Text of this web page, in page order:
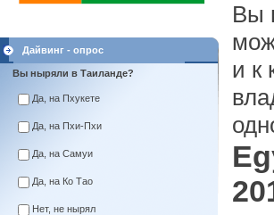
Дайвинг - опрос
Вы ныряли в Таиланде?
Да, на Пхукете
Да, на Пхи-Пхи
Да, на Самуи
Да, на Ко Тао
Нет, не нырял
Вы
и к